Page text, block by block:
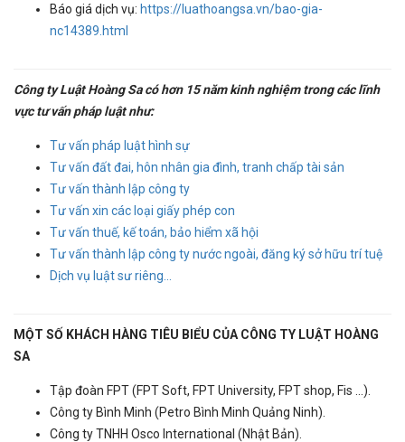
Báo giá dịch vụ: https://luathoangsa.vn/bao-gia-
nc14389.html
Công ty Luật Hoàng Sa có hơn 15 năm kinh nghiệm trong các lĩnh
vực tư vấn pháp luật như:
Tư vấn pháp luật hình sự
Tư vấn đất đai, hôn nhân gia đình, tranh chấp tài sản
Tư vấn thành lập công ty
Tư vấn xin các loại giấy phép con
Tư vấn thuế, kế toán, bảo hiểm xã hội
Tư vấn thành lập công ty nước ngoài, đăng ký sở hữu trí tuệ
Dịch vụ luật sư riêng...
MỘT SỐ KHÁCH HÀNG TIÊU BIỂU CỦA CÔNG TY LUẬT HOÀNG
SA
Tập đoàn FPT (FPT Soft, FPT University, FPT shop, Fis ...).
Công ty Bình Minh (Petro Bình Minh Quảng Ninh).
Công ty TNHH Osco International (Nhật Bản).